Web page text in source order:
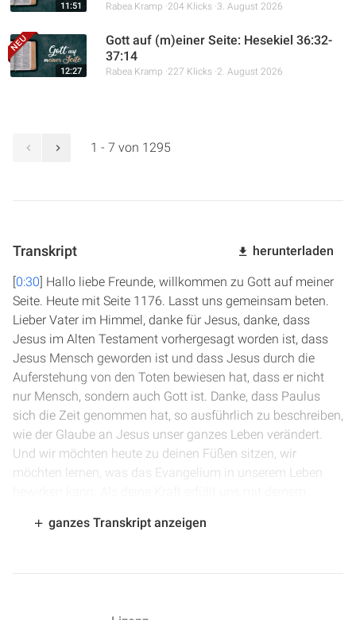
11:51 Rabea Kramp 204 Klicks 3. August 2026
12:27
Gott auf (m)einer Seite: Hesekiel 36:32-
37:14
Rabea Kramp 227 Klicks 2. August 2026
1 - 7 von 1295
Transkript herunterladen
[0:30] Hallo liebe Freunde, willkommen zu Gott auf meiner
Seite. Heute mit Seite 1176. Lasst uns gemeinsam beten.
Lieber Vater im Himmel, danke für Jesus, danke, dass
Jesus im Alten Testament vorhergesagt worden ist, dass
Jesus Mensch geworden ist und dass Jesus durch die
Auferstehung von den Toten bewiesen hat, dass er nicht
nur Mensch, sondern auch Gott ist. Danke, dass Paulus
sich die Zeit genommen hat, so ausführlich zu beschreiben,
wie der Glaube an Jesus unser ganzes Leben verändert.
Und wir möchten heute zu deinen Füßen sitzen, wir
möchten lernen, was das Evangelium in unserem Leben
können. Das bitten wir im Namen Jesu. Amen.
ganzes Transkript anzeigen